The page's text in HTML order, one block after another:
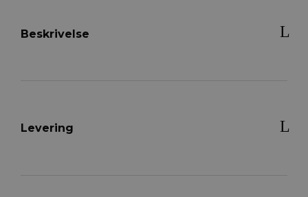
Beskrivelse
Levering